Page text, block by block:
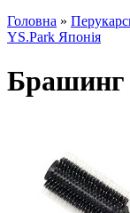
Головна »
YS.Park Японія
Брашинг